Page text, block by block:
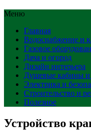
Меню
Главная
Водоснабжение и
Газовое
Дача и огород
Дизайн интерьера
Душевые кабины и
Электрика и
Строительство и
Полезное
Устройство